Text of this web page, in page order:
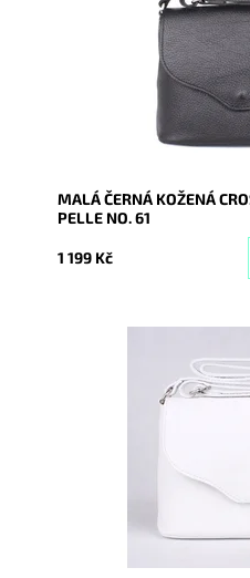
Skladem
9771
Vera Pelle
2 roky
MALÁ ČERNÁ KOŽENÁ
PELLE NO. 61
1 199 Kč
Malá kožená crossbody
bílé barvě s uzavíráním na